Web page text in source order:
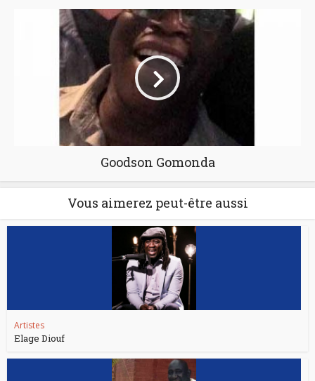
Goodson Gomonda
Vous aimerez peut-être aussi
Artistes
Elage Diouf